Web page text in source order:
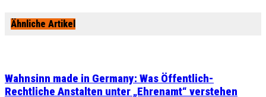
Ähnliche Artikel
Wahnsinn made in Germany: Was Öffentlich-
Rechtliche Anstalten unter „Ehrenamt“ verstehen